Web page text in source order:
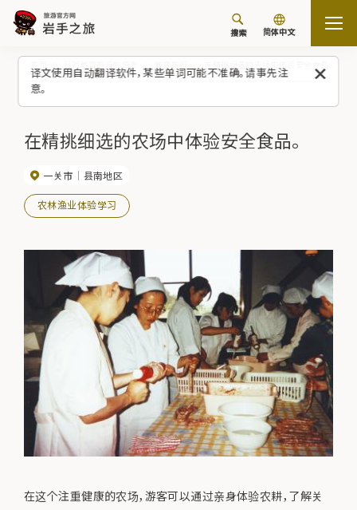
译文使用自动翻译软件，某些单词可能不准确。请事先注
意。
搜索 简体中文
在精挑细选的农场中体验安全食品。
一关市 县南地区
农林渔业体验学习
在这个注重健康的农场，游客可以通过亲身体验农耕，了解关